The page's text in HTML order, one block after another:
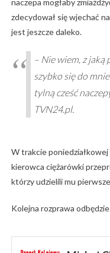
zdecydował się wjechać
jest jeszcze daleko.
– Nie wiem, z jaką
szybko się do
tylną cześć
TVN24.pl.
W trakcie
kierowca ciężarówki
którzy udzielili mu
Kolejna rozprawa